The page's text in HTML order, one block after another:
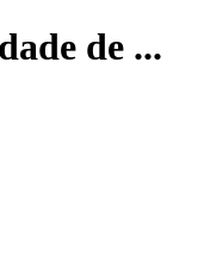
de ...